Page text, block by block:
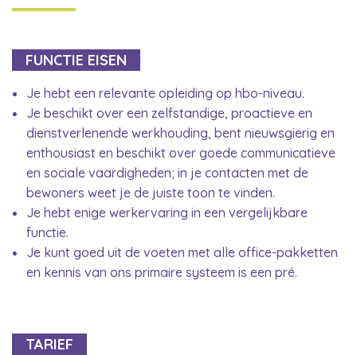
FUNCTIE EISEN
Je hebt een relevante opleiding op hbo-niveau.
Je beschikt over een zelfstandige, proactieve en
dienstverlenende werkhouding, bent nieuwsgierig en
enthousiast en beschikt over goede communicatieve
en sociale vaardigheden; in je contacten met de
bewoners weet je de juiste toon te vinden.
Je hebt enige werkervaring in een vergelijkbare
functie.
Je kunt goed uit de voeten met alle office-pakketten
en kennis van ons primaire systeem is een pré.
TARIEF